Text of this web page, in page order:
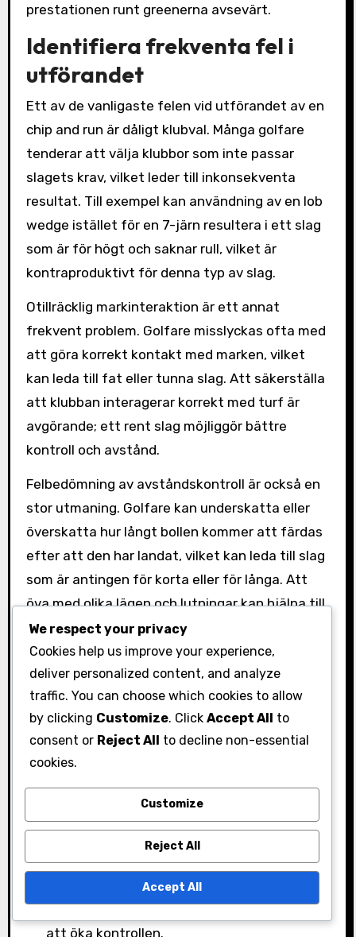
prestationen runt greenerna avsevärt.
Identifiera frekventa fel i
utförandet
Ett av de vanligaste felen vid utförandet av en
chip and run är dåligt klubval. Många golfare
tenderar att välja klubbor som inte passar
slagets krav, vilket leder till inkonsekventa
resultat. Till exempel kan användning av en lob
wedge istället för en 7-järn resultera i ett slag
som är för högt och saknar rull, vilket är
kontraproduktivt för denna typ av slag.
Otillräcklig markinteraktion är ett annat
frekvent problem. Golfare misslyckas ofta med
att göra korrekt kontakt med marken, vilket
kan leda till fat eller tunna slag. Att säkerställa
att klubban interagerar korrekt med turf är
avgörande; ett rent slag möjliggör bättre
kontroll och avstånd.
Felbedömning av avståndskontroll är också en
stor utmaning. Golfare kan underskatta eller
överskatta hur långt bollen kommer att färdas
efter att den har landat, vilket kan leda till slag
som är antingen för korta eller för långa. Att
öva med olika lägen och lutningar kan hjälpa till
att förbättra denna aspekt av spelet.
Dessutom kan överanalyserande av slaget
hindra prestationen. Golfare kan bli för
sina instinkter. Att förenkla
tillvägagångssättet och förlita sig på
självförtroende och konsekvens.
Välj rätt klubba baserat på avståndet och
Fokusera på en smidig follow-through för
att öka kontrollen.
We respect your privacy
Cookies help us improve your experience,
deliver personalized content, and analyze
traffic. You can choose which cookies to allow
by clicking Customize. Click Accept All to
consent or Reject All to decline non-essential
cookies.
Customize
Reject All
Accept All